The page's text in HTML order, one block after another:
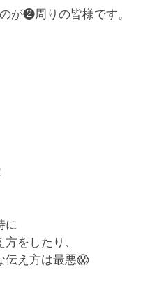
が❷周りの皆様です。
に
をしたり、
伝え方は最悪😱